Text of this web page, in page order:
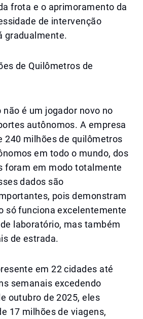
frota e o aprimoramento da
de intervenção
gradualmente.
de Quilômetros de
não é um jogador novo no
autônomos. A empresa
240 milhões de quilômetros
em todo o mundo, dos
foram em modo totalmente
dados são
pois demonstram
só funciona excelentemente
laboratório, mas também
de estrada.
em 22 cidades até
semanais excedendo
outubro de 2025, eles
17 milhões de viagens,